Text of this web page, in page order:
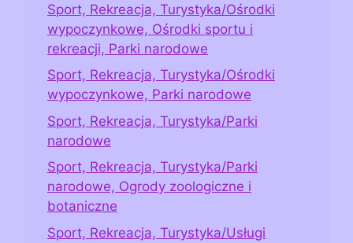
Sport, Rekreacja, Turystyka/Ośrodki
wypoczynkowe, Ośrodki sportu i
rekreacji, Parki narodowe
Sport, Rekreacja, Turystyka/Ośrodki
wypoczynkowe, Parki narodowe
Sport, Rekreacja, Turystyka/Parki
narodowe
Sport, Rekreacja, Turystyka/Parki
narodowe, Ogrody zoologiczne i
botaniczne
Sport, Rekreacja, Turystyka/Usługi